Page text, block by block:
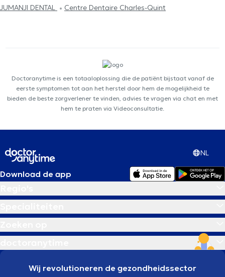
JUMANJI DENTAL
Centre Dentaire Charles-Quint
Doctoranytime is een totaaloplossing die de patiënt bijstaat vanaf de
eerste symptomen tot aan het herstel door hem de mogelijkheid te
bieden de beste zorgverlener te vinden, advies te vragen via chat en met
hem te praten via Videoconsultatie.
NL
Download de app
Wij revolutioneren de gezondheidssector